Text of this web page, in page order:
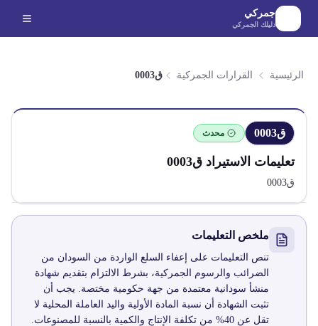
الانتقال إلى المحتوى الرئيسي
جمركي
دليلك الجمركي
الرئيسية القرارات الجمركية ق0003
ق0003 محدث
تعليمات الاستيراد ق0003
ق0003
ملخص التعليمات
تنص التعليمات على إعفاء السلع الواردة من السودان من
الضرائب والرسوم الجمركية، بشرط الالتزام بتقديم شهادة
منشأ سودانية معتمدة من جهة حكومية مختصة. يجب أن
تثبت الشهادة أن نسبة المادة الأولية واليد العاملة المحلية لا
تقل عن 40% من تكلفة الإنتاج والكمية بالنسبة للمصنوعات.